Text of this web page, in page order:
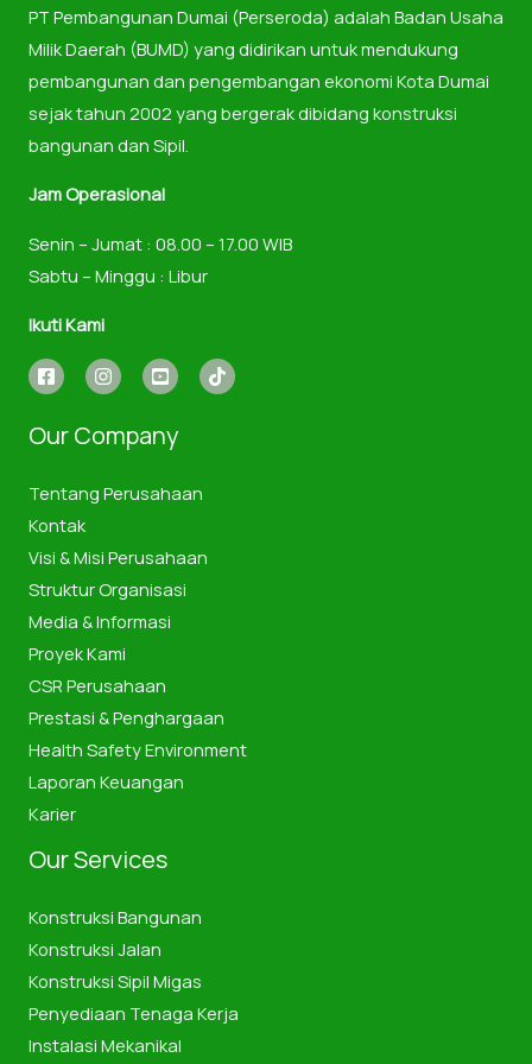
PT Pembangunan Dumai (Perseroda) adalah Badan Usaha
Milik Daerah (BUMD) yang didirikan untuk mendukung
pembangunan dan pengembangan ekonomi Kota Dumai
sejak tahun 2002 yang bergerak dibidang konstruksi
bangunan dan Sipil.
Jam Operasional
Senin – Jumat : 08.00 – 17.00 WIB
Sabtu – Minggu : Libur
Ikuti Kami
Our Company
Tentang Perusahaan
Kontak
Visi & Misi Perusahaan
Struktur Organisasi
Media & Informasi
Proyek Kami
CSR Perusahaan
Prestasi & Penghargaan
Health Safety Environment
Laporan Keuangan
Karier
Our Services
Konstruksi Bangunan
Konstruksi Jalan
Konstruksi Sipil Migas
Penyediaan Tenaga Kerja
Instalasi Mekanikal